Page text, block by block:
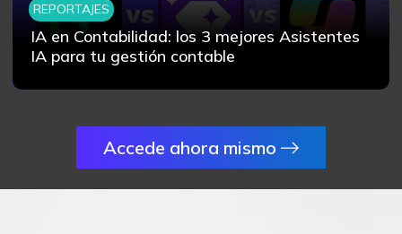
REPORTAJES
IA en Contabilidad: los 3 mejores Asistentes
IA para tu gestión contable
Accede ahora mismo